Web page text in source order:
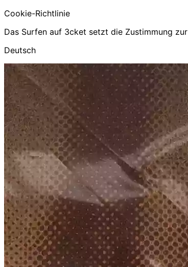
Cookie-Richtlinie
Das Surfen auf 3cket setzt die Zustimmung zur
Deutsch